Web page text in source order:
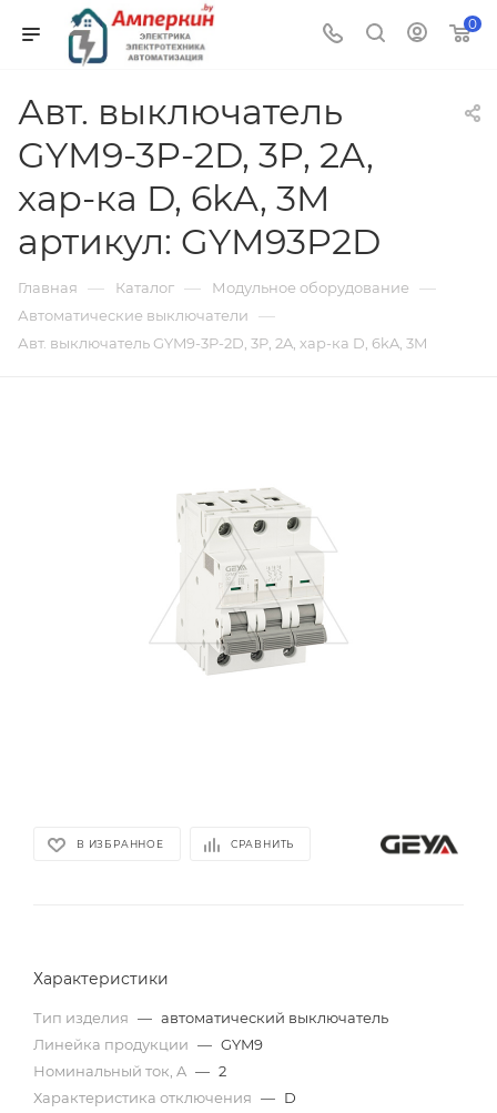
0
Авт. выключатель
GYM9-3P-2D, 3P, 2A,
хар-ка D, 6kA, 3M
артикул: GYM93P2D
Главная — Каталог — Модульное оборудование —
Автоматические выключатели —
Авт. выключатель GYM9-3P-2D, 3P, 2A, хар-ка D, 6kA, 3M
В ИЗБРАННОЕ СРАВНИТЬ
Характеристики
Тип изделия — автоматический выключатель
Линейка продукции — GYM9
Номинальный ток, A — 2
Характеристика отключения — D